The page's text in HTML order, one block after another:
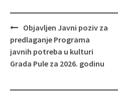
Navigacija
objava
Objavljen Javni poziv za
predlaganje Programa
javnih potreba u kulturi
Grada Pule za 2026. godinu